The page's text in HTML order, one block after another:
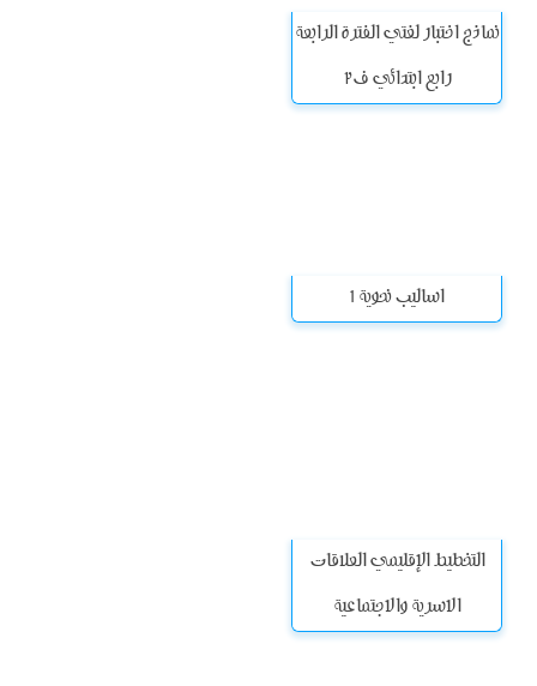
نماذج اختبار لغتي الفترة الرابعة
رابع ابتدائي ف2
اساليب نحوية 1
التخطيط الإقليمي العلاقات
الاسرية والاجتماعية